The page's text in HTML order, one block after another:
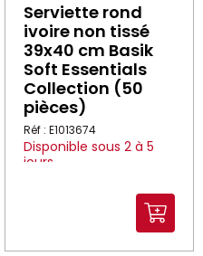
Serviette rond
ivoire non tissé
39x40 cm Basik
Soft Essentials
Collection (50
pièces)
Réf : E1013674
Disponible sous 2 à 5
jours